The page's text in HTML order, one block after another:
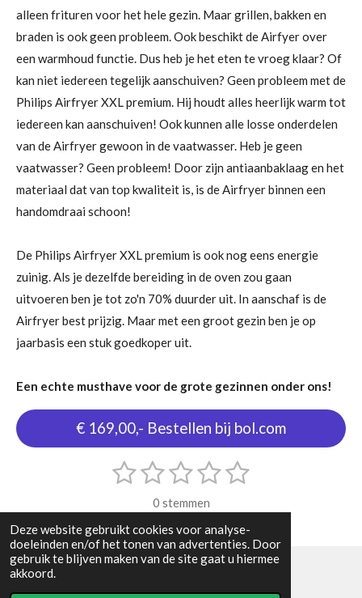
Deze website gebruikt cookies voor analyse-
doeleinden en/of het tonen van advertenties. Door
gebruik te blijven maken van de site gaat u hiermee
akkoord.
alleen frituren voor het hele gezin. Maar grillen, bakken en
braden is ook geen probleem. Ook beschikt de Airfyer over
een warmhoud functie. Dus heb je het eten te vroeg klaar? Of
kan niet iedereen tegelijk aanschuiven? Geen probleem met de
Philips Airfryer XXL premium. Hij houdt alles heerlijk warm tot
iedereen kan aanschuiven! Ook kunnen alle losse onderdelen
van de Airfryer gewoon in de vaatwasser. Heb je geen
vaatwasser? Geen probleem! Door zijn antiaanbaklaag en het
materiaal dat van top kwaliteit is, is de Airfryer binnen een
handomdraai schoon!
De Philips Airfryer XXL premium is ook nog eens energie
zuinig. Als je dezelfde bereiding in de oven zou gaan
uitvoeren ben je tot zo'n 70% duurder uit. In aanschaf is de
Airfryer best prijzig. Maar met een groot gezin ben je op
jaarbasis een stuk goedkoper uit.
Een echte musthave voor de grote gezinnen onder ons!
€ 169,00,- Bestellen bij bol.com
t
i
n
g
1
t
e
2
t
e
3
s
t
e
4
s
t
e
r
5
t
e
m
e
n
0 stemmen